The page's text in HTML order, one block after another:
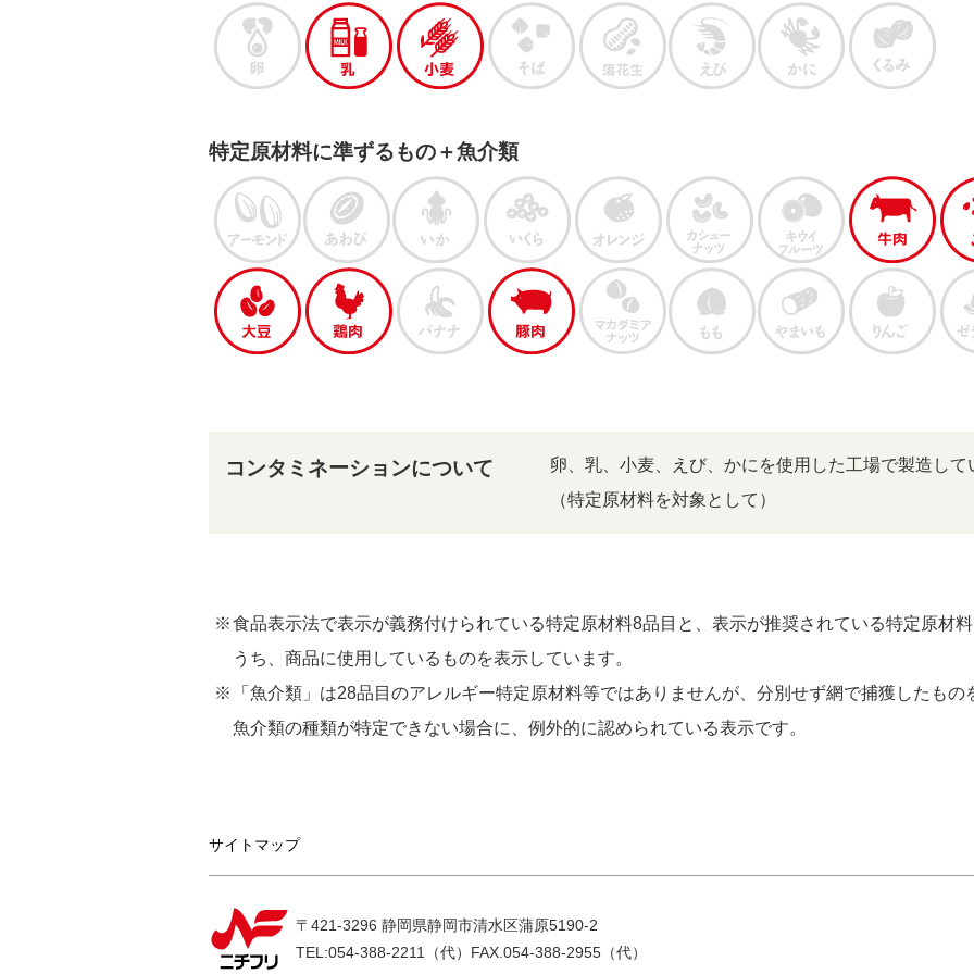
特定原材料に準ずるもの＋魚介類
コンタミネーションについて
卵、乳、小麦、えび、かにを使用した工場で製造して
（特定原材料を対象として）
食品表示法で表示が義務付けられている特定原材料8品目と、表示が推奨されている特定原材
うち、商品に使用しているものを表示しています。
「魚介類」は28品目のアレルギー特定原材料等ではありませんが、分別せず網で捕獲したも
魚介類の種類が特定できない場合に、例外的に認められている表示です。
サイトマップ
〒421-3296 静岡県静岡市清水区蒲原5190-2
TEL:054-388-2211（代） FAX.054-388-2955（代）